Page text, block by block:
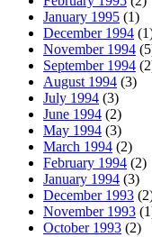
January 1995 (1)
December 1994
November 1994
September 1994
August 1994 (3)
July 1994 (3)
June 1994 (2)
May 1994 (3)
March 1994 (2)
February 1994 (2)
January 1994 (3)
December 1993
November 1993
October 1993 (2)